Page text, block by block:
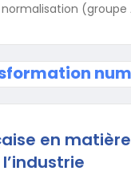
(groupe
en